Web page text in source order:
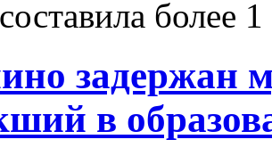
более
задержан
в